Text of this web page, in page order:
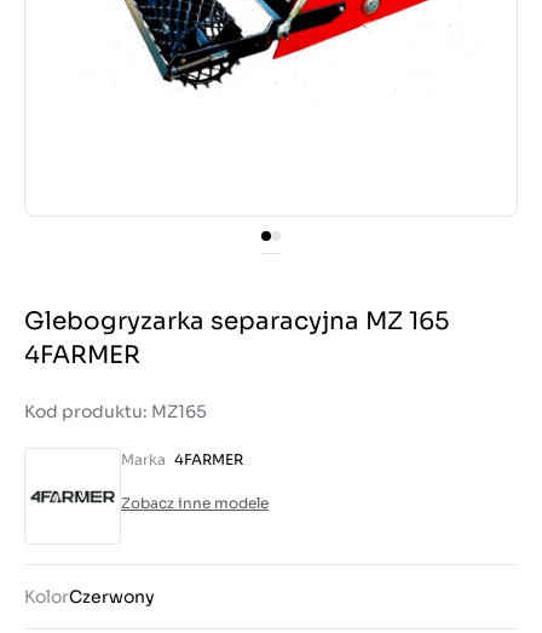
Glebogryzarka separacyjna MZ 165
4FARMER
Kod produktu: MZ165
Marka 4FARMER
Zobacz inne modele
KolorCzerwony